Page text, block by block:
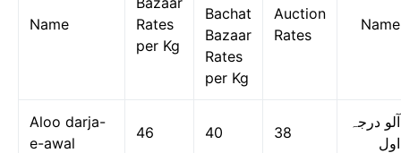
Name
Rates
per Kg
Bachat
Bazaar
Rates
per Kg
Auction
Rates
Name
Aloo darja-
e-awal
46 40 38
آلو درجہ
اول